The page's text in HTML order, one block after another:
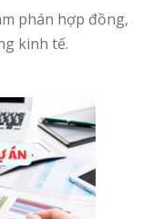
phán hợp đồng,
kinh tế.